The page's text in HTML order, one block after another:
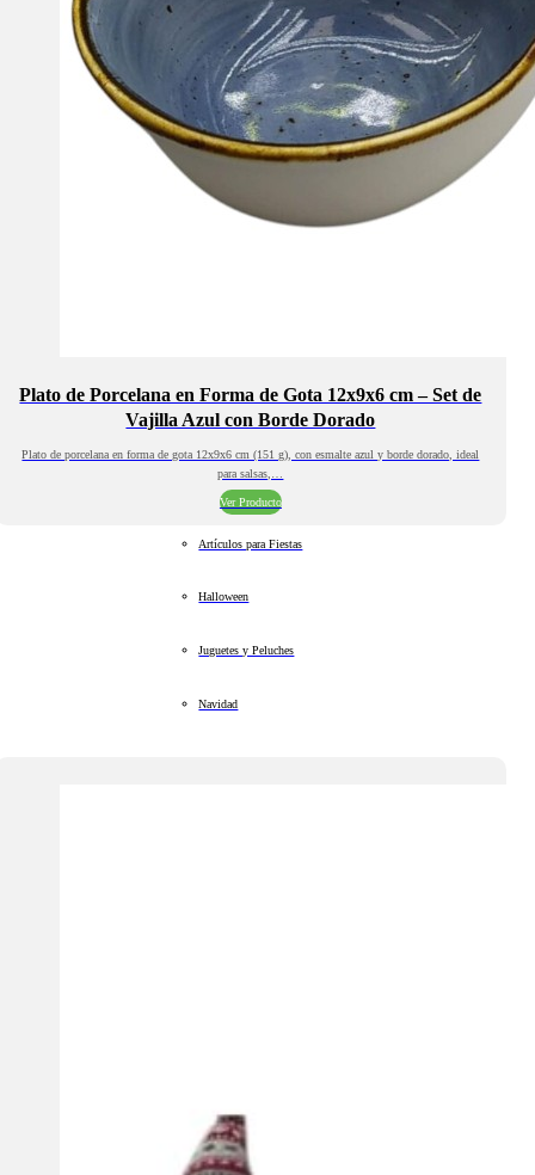
Plato de Porcelana en Forma de Gota 12x9x6 cm – Set de
Vajilla Azul con Borde Dorado
Plato de porcelana en forma de gota 12x9x6 cm (151 g), con esmalte azul y borde dorado, ideal
para salsas,…
Ver Producto
Artículos para Fiestas
Halloween
Juguetes y Peluches
Navidad